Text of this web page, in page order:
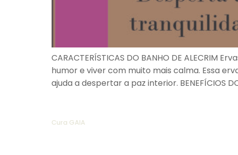
CARACTERÍSTICAS DO BANHO DE
humor e viver com muito mais calma. Essa
ajuda a despertar a paz interior. BENEFÍCIOS
Cura GAIA